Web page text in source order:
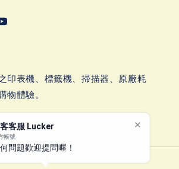
客服 Lucker
帳號
問題歡迎提問喔！
印表機、標籤機、掃描器、原廠耗
物體驗。